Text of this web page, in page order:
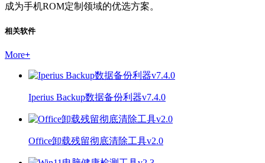
成为手机ROM定制领域的优选方案。
相关软件
More+
Iperius Backup数据备份利器v7.4.0
Office卸载残留彻底清除工具v2.0